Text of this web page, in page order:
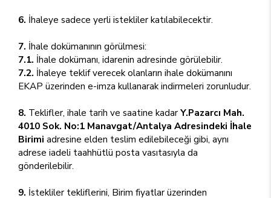
6. İhaleye sadece yerli istekliler katılabilecektir.
7. İhale dokümanının görülmesi:
7.1. İhale dokümanı, idarenin adresinde görülebilir.
7.2. İhaleye teklif verecek olanların ihale dokümanını
EKAP üzerinden e-imza kullanarak indirmeleri zorunludur.
8. Teklifler, ihale tarih ve saatine kadarY.Pazarcı Mah.
4010 Sok. No:1 Manavgat/Antalya Adresindeki İhale
Birimi adresine elden teslim edilebileceği gibi, aynı
adrese iadeli taahhütlü posta vasıtasıyla da
gönderilebilir.
9. İstekliler tekliflerini, Birim fiyatlar üzerinden